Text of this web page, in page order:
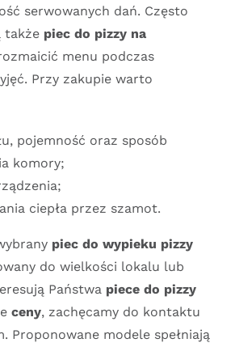
serwowanych dań. Często
także piec do pizzy na
menu podczas
Przy zakupie warto
pojemność oraz sposób
komory;
ciepła przez szamot.
piec do wypieku pizzy
do wielkości lokalu lub
Państwa piece do pizzy
ceny, zachęcamy do kontaktu
Proponowane modele spełniają